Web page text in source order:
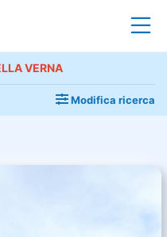
VERNA
Modifica ricerca